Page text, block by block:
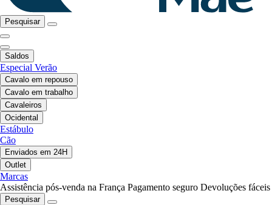
Pesquisar
Saldos
Especial Verão
Cavalo em repouso
Cavalo em trabalho
Cavaleiros
Ocidental
Estábulo
Cão
Enviados em 24H
Outlet
Marcas
Assistência pós-venda na França Pagamento seguro Devoluções fáceis
Pesquisar